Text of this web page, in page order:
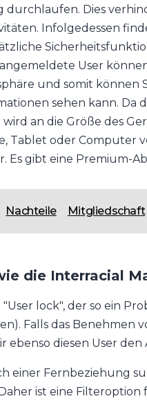
durchlaufen. Dies
Infolgedessen
User
und somit können
sehen kann. Da
an die Größe des
Tablet oder Computer
Es gibt eine Premium-
Nachteile Mitgliedschaft
die Interracial
lock", der so ein
Falls das Benehmen
ebenso diesen User
einer Fernbeziehung
ist eine